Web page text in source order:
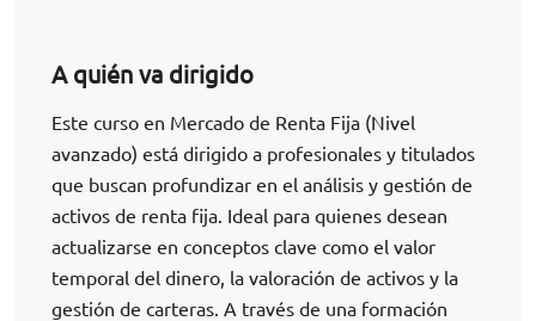
A quién va dirigido
Este curso en Mercado de Renta Fija (Nivel
avanzado) está dirigido a profesionales y titulados
que buscan profundizar en el análisis y gestión de
activos de renta fija. Ideal para quienes desean
actualizarse en conceptos clave como el valor
temporal del dinero, la valoración de activos y la
gestión de carteras. A través de una formación